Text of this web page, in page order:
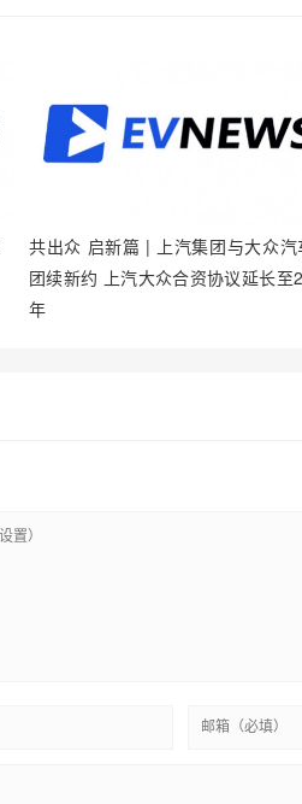
共出众 启新篇 | 上汽集团与大众汽
团续新约 上汽大众合资协议延长至
年